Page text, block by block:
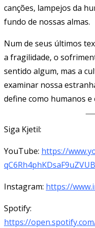
canções, lampejos da
fundo de nossas almas.
Num de seus últimos
a fragilidade, o
sentido algum, mas a
examinar nossa
define como humanos
Siga Kjetil:
YouTube: https://
Instagram: https://
Spotify:
https://